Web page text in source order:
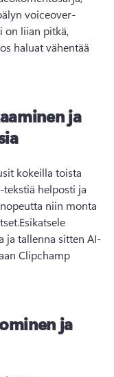
voiceover-
on liian pitkä,
haluat vähentää
ja
kokeilla toista
helposti ja
niin monta
Esikatsele
ja tallenna sitten AI-
Clipchamp
ja